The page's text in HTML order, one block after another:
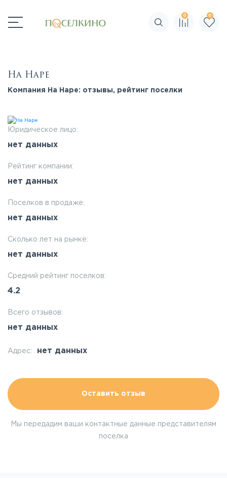
Поиск по сайту
0 0
На Наре
Компания На Наре: отзывы, рейтинг поселки
Юридическое лицо:
нет данных
Рейтинг компании:
нет данных
Поселков в продаже:
нет данных
Сколько лет на рынке:
нет данных
Средний рейтинг поселков:
4.2
Всего отзывов:
нет данных
Адрес: нет данных
Оставить отзыв
Мы передадим ваши контактные данные представителям
поселка